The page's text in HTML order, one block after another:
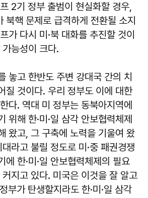
2기 정부 출범이 현실화할 경우,
북핵 문제로 급격하게 전환될 소지
가 다시 미·북 대화를 추진할 것이
능성이 크다.
놓고 한반도 주변 강대국 간의 치
질 것이다. 우리 정부도 이에 대한
다. 역대 미 정부는 동북아지역에
위해 한·미·일 삼각 안보협력체제
왔고, 그 구축에 노력을 기울여 왔
라고 불릴 정도로 미·중 패권경쟁
에 한·미·일 안보협력체제의 필요
지고 있다. 미국은 이것을 잘 알고
부가 탄생할지라도 한·미·일 삼각